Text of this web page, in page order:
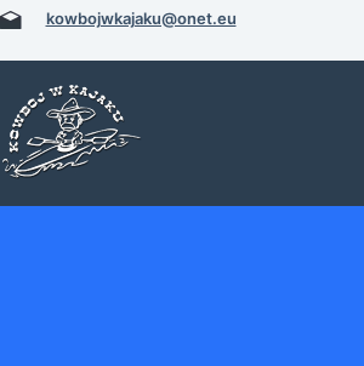
Przejdźkowbojwkajaku@onet.eu